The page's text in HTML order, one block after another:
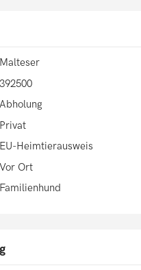
Malteser
392500
Abholung
Privat
EU-Heimtierausweis
Vor Ort
Familienhund